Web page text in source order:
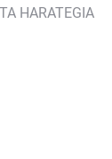
HARATEGIA